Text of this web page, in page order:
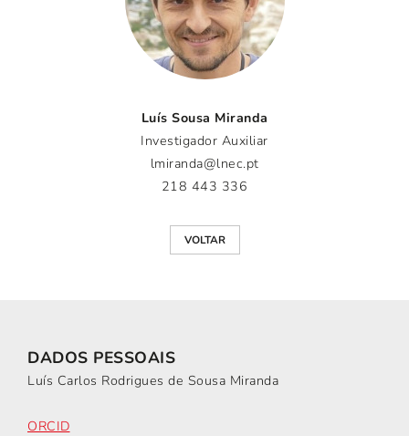
Luís Sousa Miranda
Investigador Auxiliar
lmiranda@lnec.pt
218 443 336
VOLTAR
DADOS PESSOAIS
Luís Carlos Rodrigues de Sousa Miranda
ORCID